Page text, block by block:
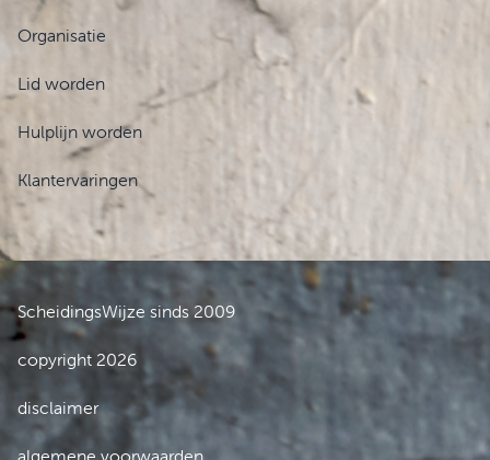
Organisatie
Lid worden
Hulplijn worden
Klantervaringen
ScheidingsWijze sinds 2009
copyright 2026
disclaimer